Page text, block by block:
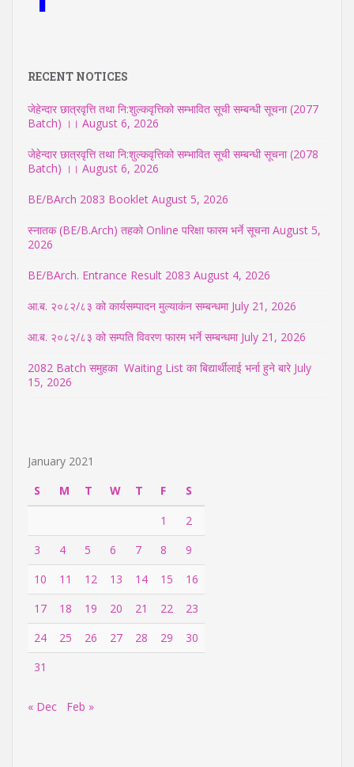
RECENT NOTICES
जेहेन्दार छात्रवृत्ति तथा नि:शुल्कवृत्तिको सम्भावित सूची सम्बन्धी सूचना (2077
Batch) ।। August 6, 2026
जेहेन्दार छात्रवृत्ति तथा नि:शुल्कवृत्तिको सम्भावित सूची सम्बन्धी सूचना (2078
Batch) ।। August 6, 2026
BE/BArch 2083 Booklet August 5, 2026
स्नातक (BE/B.Arch) तहको Online परिक्षा फारम भर्ने सूचना August 5,
2026
BE/BArch. Entrance Result 2083 August 4, 2026
आ.ब. २०८२/८३ को कार्यसम्पादन मुल्याकंन सम्बन्धमा July 21, 2026
आ.ब. २०८२/८३ को सम्पति विवरण फारम भर्ने सम्बन्धमा July 21, 2026
2082 Batch समुहका Waiting List का बिद्यार्थीलाई भर्ना हुने बारे July
15, 2026
January 2021
S
M T W T F
S
1
2
3
4 5 6 7 8
9
10
11 12 13 14 15
16
17
18 19 20 21 22
23
24
25 26 27 28 29
30
31
« Dec Feb »